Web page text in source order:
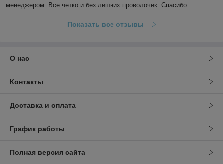
менеджером. Все четко и без лишних проволочек. Спасибо.
Показать все отзывы
О нас
Контакты
Доставка и оплата
График работы
Полная версия сайта